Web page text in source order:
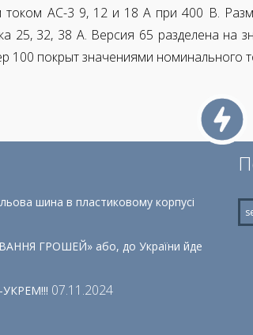
током AC-3 9, 12 и 18 A при 400 В.
25, 32, 38 A. Версия 65 разделена на
100 покрыт значениями номинального
шина в пластиковому корпусі
ГРОШЕЙ» або, до України йде
07.11.2024